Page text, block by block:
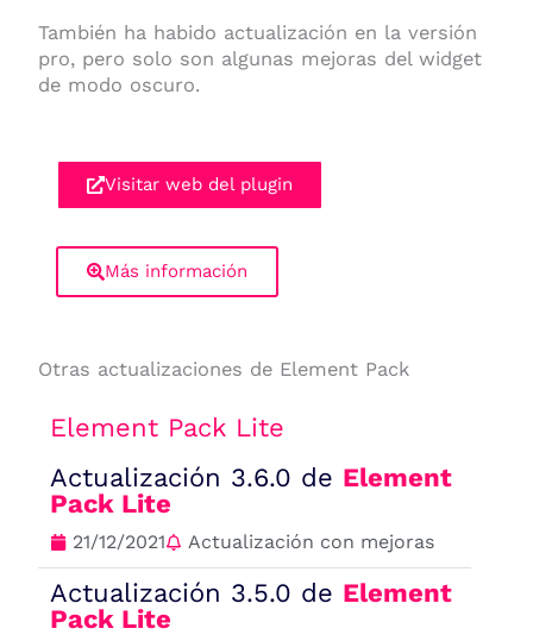
También ha habido actualización en la versión
pro, pero solo son algunas mejoras del widget
de modo oscuro.
Visitar web del plugin
Más información
Otras actualizaciones de Element Pack
Element Pack Lite
Actualización 3.6.0 de Element
Pack Lite
21/12/2021 Actualización con mejoras
Actualización 3.5.0 de Element
Pack Lite